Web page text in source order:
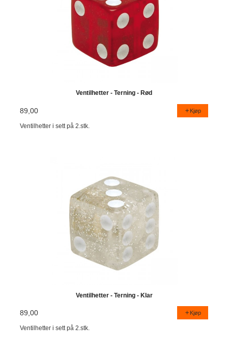
Ventilhetter - Terning - Rød
89,00 Kjøp
Ventilhetter i sett på 2.stk.
Ventilhetter - Terning - Klar
89,00 Kjøp
Ventilhetter i sett på 2.stk.